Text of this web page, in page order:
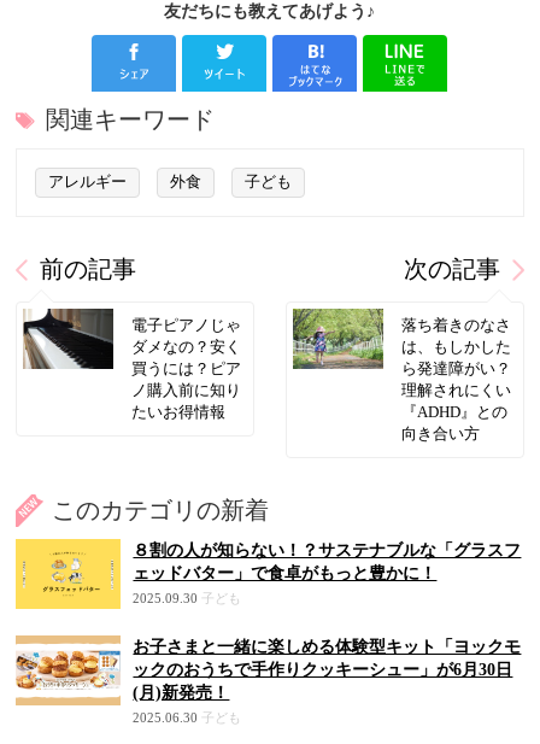
友だちにも教えてあげよう♪
関連キーワード
アレルギー 外食 子ども
前の記事
電子ピアノじゃ
ダメなの？安く
買うには？ピア
ノ購入前に知り
たいお得情報
次の記事
落ち着きのなさ
は、もしかした
ら発達障がい？
理解されにくい
『ADHD』との
向き合い方
このカテゴリの新着
８割の人が知らない！？サステナブルな「グラスフ
ェッドバター」で食卓がもっと豊かに！
2025.09.30 子ども
お子さまと一緒に楽しめる体験型キット「ヨックモ
ックのおうちで手作りクッキーシュー」が6月30日
(月)新発売！
2025.06.30 子ども